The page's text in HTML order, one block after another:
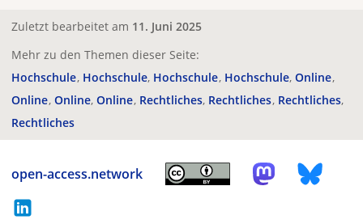
Zuletzt bearbeitet am 11. Juni 2025
Mehr zu den Themen dieser Seite:
Hochschule Hochschule Hochschule Hochschule Online
Online Online Online Rechtliches Rechtliches Rechtliches
Rechtliches
open-access.network